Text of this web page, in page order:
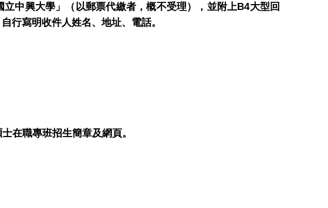
中興大學」（以郵票代繳者，概不受理），並附上B4大型回
行寫明收件人姓名、地址、電話。
在職專班招生簡章及網頁。